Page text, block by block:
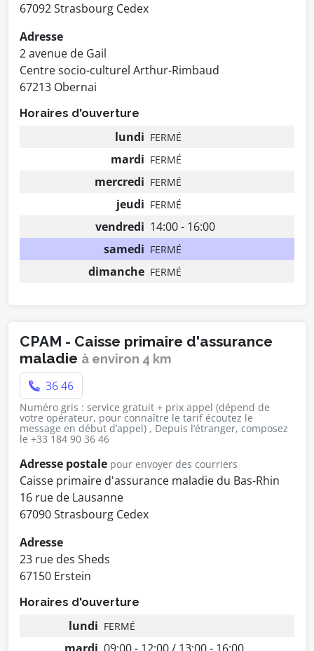
67092 Strasbourg Cedex
Adresse
2 avenue de Gail
Centre socio-culturel Arthur-Rimbaud
67213 Obernai
Horaires d'ouverture
lundi FERMÉ
mardi FERMÉ
mercredi FERMÉ
jeudi FERMÉ
vendredi 14:00 - 16:00
samedi FERMÉ
dimanche FERMÉ
CPAM - Caisse primaire d'assurance
maladie à environ 4 km
36 46
Numéro gris : service gratuit + prix appel (dépend de
votre opérateur, pour connaître le tarif écoutez le
message en début d’appel) , Depuis l’étranger, composez
le +33 184 90 36 46
Adresse postale pour envoyer des courriers
Caisse primaire d'assurance maladie du Bas-Rhin
16 rue de Lausanne
67090 Strasbourg Cedex
Adresse
23 rue des Sheds
67150 Erstein
Horaires d'ouverture
lundi FERMÉ